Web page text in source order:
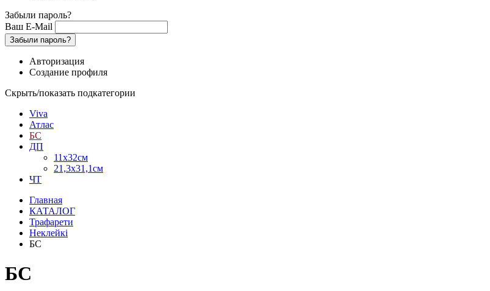
Забыли пароль?
Ваш E-Mail
Забыли пароль?
Авторизация
Создание профиля
Скрыть/показать подкатегории
Viva
Атлас
БС
ДП
11х32см
21,3х31,1см
ЧТ
Главная
КАТАЛОГ
Трафарети
Неклейкі
БС
БС